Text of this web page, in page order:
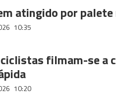
atingido por palete
10:35
filmam-se a
10:20